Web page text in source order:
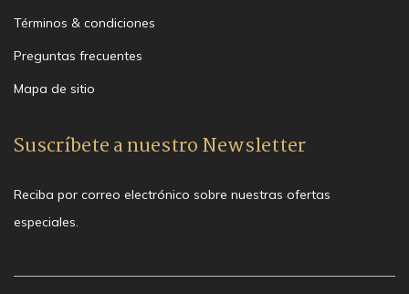
Términos & condiciones
Preguntas frecuentes
Mapa de sitio
Suscríbete a nuestro Newsletter
Reciba por correo electrónico sobre nuestras ofertas
especiales.